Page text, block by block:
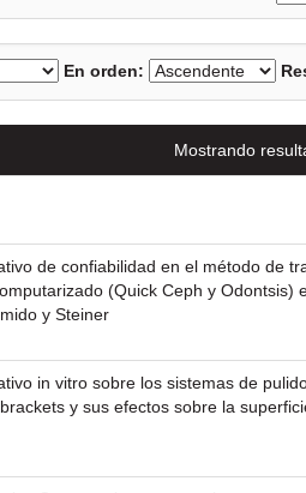
En orden:
Mostrando
de confiabilidad en el método de
(Quick Ceph y Odontsis)
y Steiner
in vitro sobre los sistemas de
y sus efectos sobre la